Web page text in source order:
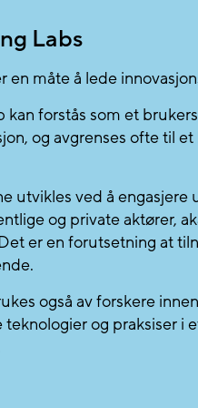
Labs
en måte å lede
kan forstås som et
og avgrenses ofte til
utvikles ved å engasjere
og private aktører,
er en forutsetning at
også av forskere
og praksiser i